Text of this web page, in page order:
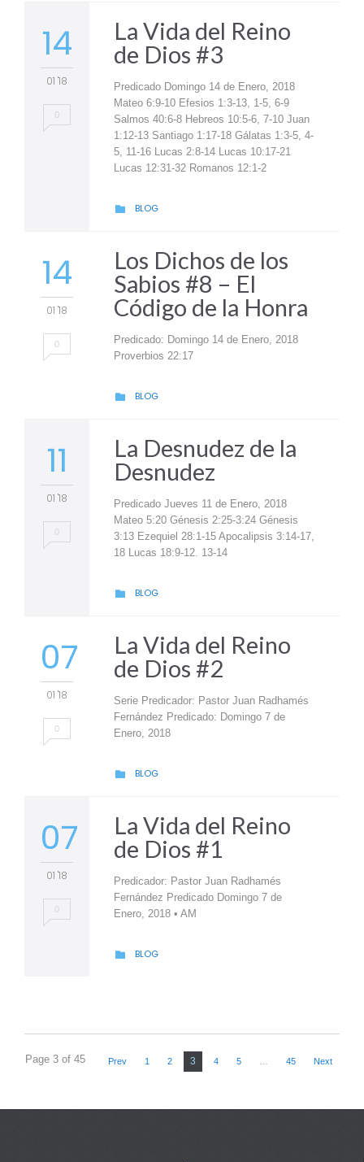
14
01 '18
0
La Vida del Reino
de Dios #3
Predicado Domingo 14 de Enero, 2018
Mateo 6:9-10 Efesios 1:3-13, 1-5, 6-9
Salmos 40:6-8 Hebreos 10:5-6, 7-10 Juan
1:12-13 Santiago 1:17-18 Gálatas 1:3-5, 4-
5, 11-16 Lucas 2:8-14 Lucas 10:17-21
Lucas 12:31-32 Romanos 12:1-2
 CATEGORY
BLOG
14
01 '18
0
Los Dichos de los
Sabios #8 – El
Código de la Honra
Predicado: Domingo 14 de Enero, 2018
Proverbios 22:17
 CATEGORY
BLOG
11
01 '18
0
La Desnudez de la
Desnudez
Predicado Jueves 11 de Enero, 2018
Mateo 5:20 Génesis 2:25-3:24 Génesis
3:13 Ezequiel 28:1-15 Apocalipsis 3:14-17,
18 Lucas 18:9-12. 13-14
 CATEGORY
BLOG
07
01 '18
0
La Vida del Reino
de Dios #2
Serie Predicador: Pastor Juan Radhamés
Fernández Predicado: Domingo 7 de
Enero, 2018
 CATEGORY
BLOG
07
01 '18
0
La Vida del Reino
de Dios #1
Predicador: Pastor Juan Radhamés
Fernández Predicado Domingo 7 de
Enero, 2018 • AM
 CATEGORY
BLOG
Page 3 of 45 Prev 1 2 3 4 5 45 Next